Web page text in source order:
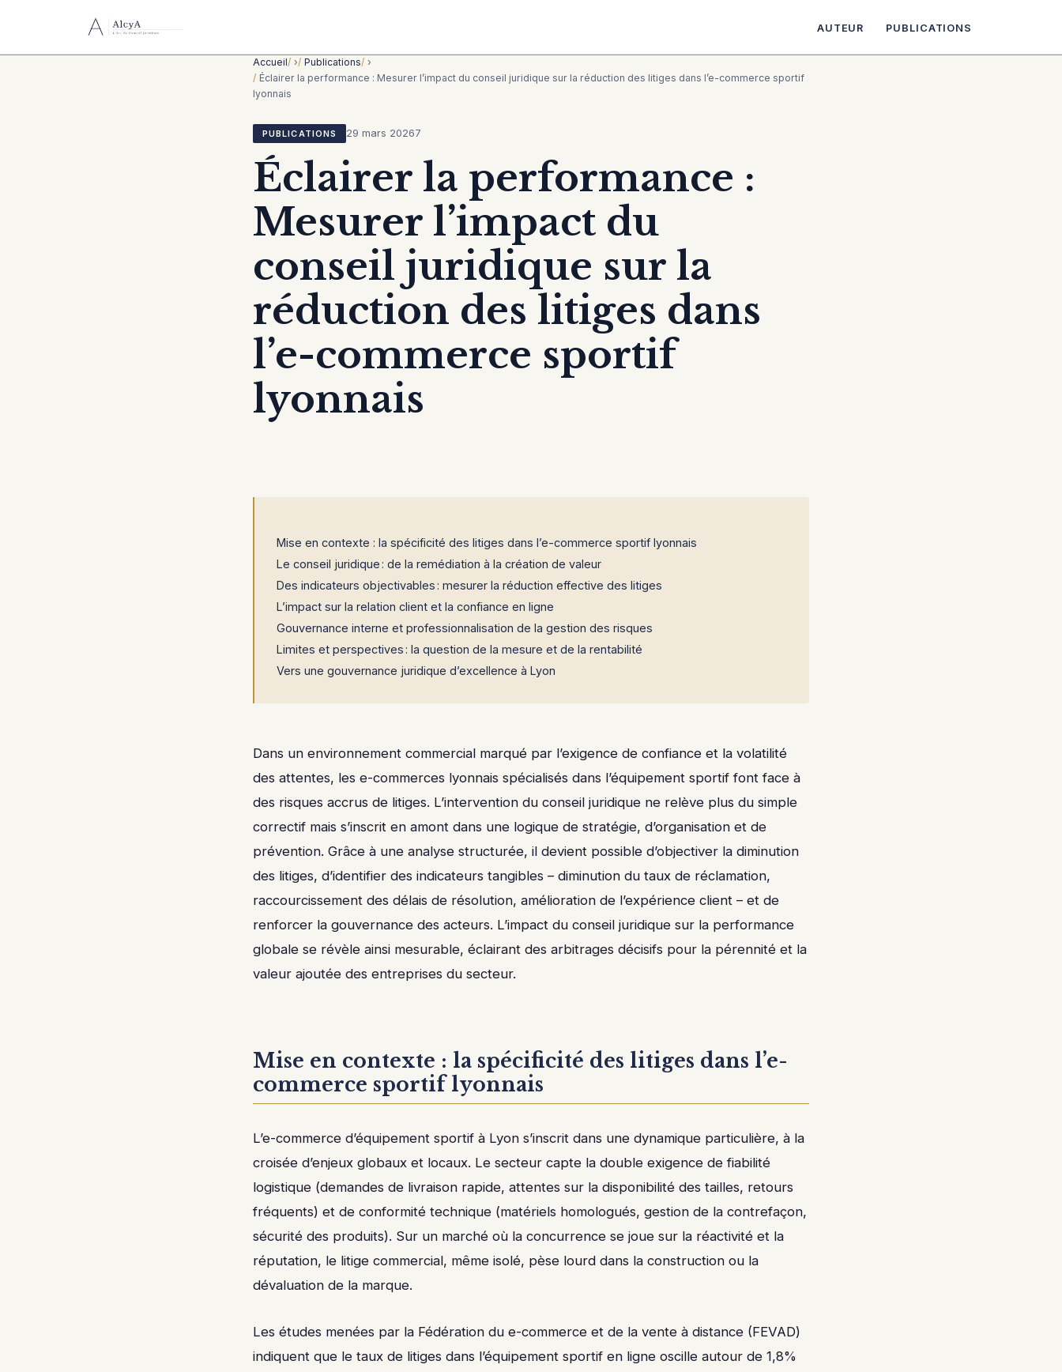
AUTEUR PUBLICATIONS
Accueil › Publications ›
Éclairer la performance : Mesurer l’impact du conseil juridique sur la réduction des litiges dans l’e-commerce sportif
lyonnais
PUBLICATIONS 29 mars 20267
Éclairer la performance :
Mesurer l’impact du
conseil juridique sur la
réduction des litiges dans
l’e-commerce sportif
lyonnais
Mise en contexte : la spécificité des litiges dans l’e-commerce sportif lyonnais
Le conseil juridique : de la remédiation à la création de valeur
Des indicateurs objectivables : mesurer la réduction effective des litiges
L’impact sur la relation client et la confiance en ligne
Gouvernance interne et professionnalisation de la gestion des risques
Limites et perspectives : la question de la mesure et de la rentabilité
Vers une gouvernance juridique d’excellence à Lyon
Dans un environnement commercial marqué par l’exigence de confiance et la volatilité
des attentes, les e-commerces lyonnais spécialisés dans l’équipement sportif font face à
des risques accrus de litiges. L’intervention du conseil juridique ne relève plus du simple
correctif mais s’inscrit en amont dans une logique de stratégie, d’organisation et de
prévention. Grâce à une analyse structurée, il devient possible d’objectiver la diminution
des litiges, d’identifier des indicateurs tangibles – diminution du taux de réclamation,
raccourcissement des délais de résolution, amélioration de l’expérience client – et de
renforcer la gouvernance des acteurs. L’impact du conseil juridique sur la performance
globale se révèle ainsi mesurable, éclairant des arbitrages décisifs pour la pérennité et la
valeur ajoutée des entreprises du secteur.
Mise en contexte : la spécificité des litiges dans l’e-
commerce sportif lyonnais
L’e-commerce d’équipement sportif à Lyon s’inscrit dans une dynamique particulière, à la
croisée d’enjeux globaux et locaux. Le secteur capte la double exigence de fiabilité
logistique (demandes de livraison rapide, attentes sur la disponibilité des tailles, retours
fréquents) et de conformité technique (matériels homologués, gestion de la contrefaçon,
sécurité des produits). Sur un marché où la concurrence se joue sur la réactivité et la
réputation, le litige commercial, même isolé, pèse lourd dans la construction ou la
dévaluation de la marque.
Les études menées par la Fédération du e-commerce et de la vente à distance (FEVAD)
indiquent que le taux de litiges dans l’équipement sportif en ligne oscille autour de 1,8%